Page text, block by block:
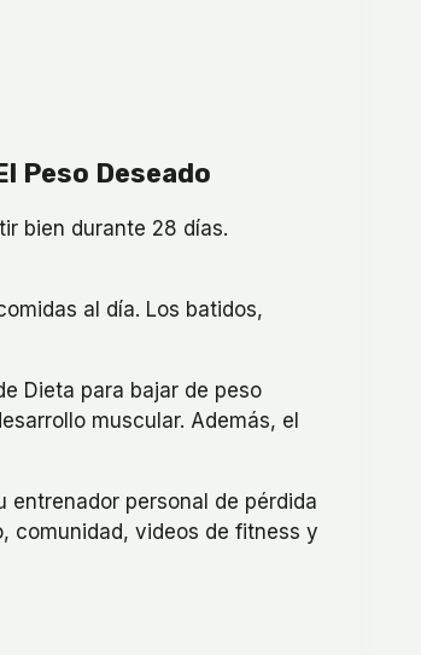
Peso Deseado
bien durante 28 días.
al día. Los batidos,
Dieta para bajar de peso
muscular. Además, el
entrenador personal de pérdida
comunidad, videos de fitness y